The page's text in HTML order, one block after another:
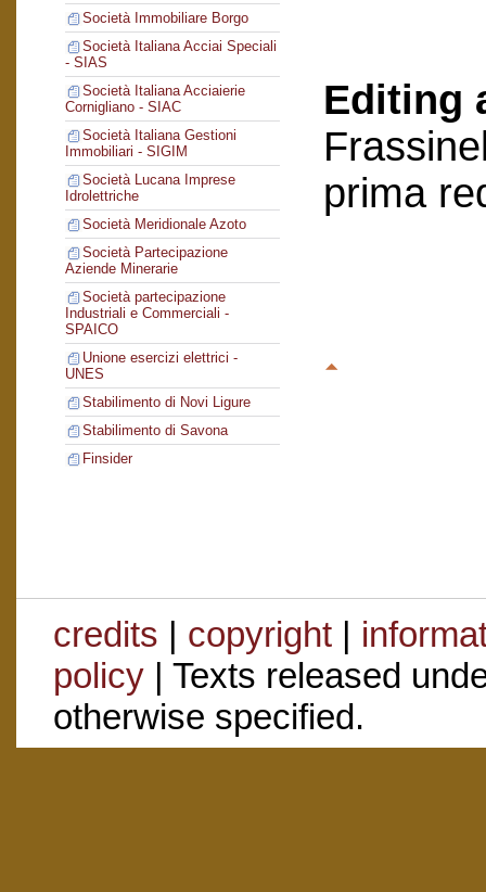
Società Immobiliare Borgo
Società Italiana Acciai Speciali
- SIAS
Società Italiana Acciaierie
Cornigliano - SIAC
Società Italiana Gestioni
Immobiliari - SIGIM
Società Lucana Imprese
Idrolettriche
Società Meridionale Azoto
Società Partecipazione
Aziende Minerarie
Società partecipazione
Industriali e Commerciali -
SPAICO
Unione esercizi elettrici -
UNES
Stabilimento di Novi Ligure
Stabilimento di Savona
Finsider
Editing
prima
credits | copyright|
policy| Texts released
otherwise specified.